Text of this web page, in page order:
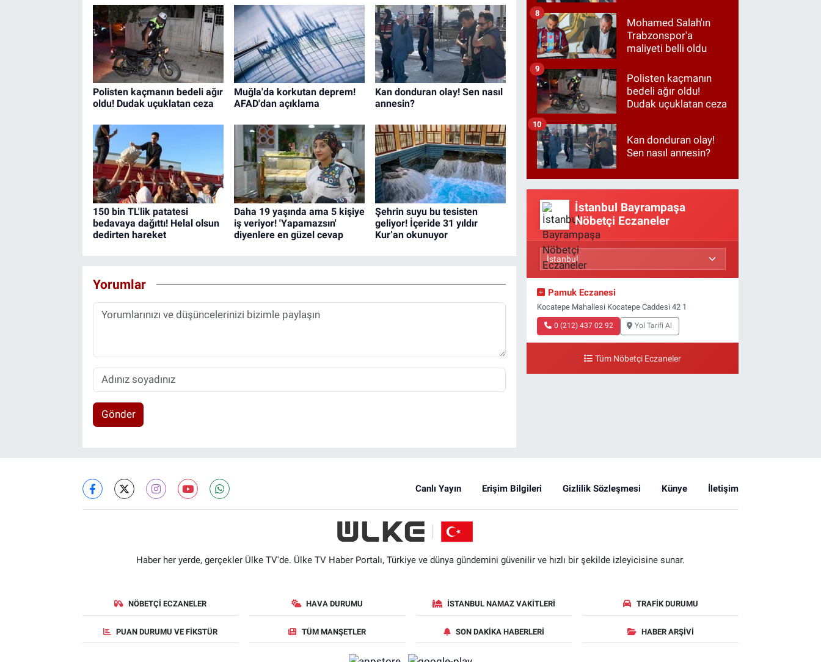
Polisten kaçmanın bedeli ağır
oldu! Dudak uçuklatan ceza
Muğla'da korkutan deprem!
AFAD'dan açıklama
Kan donduran olay! Sen nasıl
annesin?
150 bin TL'lik patatesi
bedavaya dağıttı! Helal olsun
dedirten hareket
Daha 19 yaşında ama 5 kişiye
iş veriyor! 'Yapamazsın'
diyenlere en güzel cevap
Şehrin suyu bu tesisten
geliyor! İçeride 31 yıldır
Kur’an okunuyor
Yorumlar
Gönder
Mohamed Salah'ın
Trabzonspor'a
maliyeti belli oldu
8
Polisten kaçmanın
bedeli ağır oldu!
Dudak uçuklatan ceza
9
Kan donduran olay!
Sen nasıl annesin?
10
İstanbul Bayrampaşa
Nöbetçi Eczaneler
Pamuk Eczanesi
Kocatepe Mahallesi Kocatepe Caddesi 42 1
0 (212) 437 02 92 Yol Tarifi Al
Tüm Nöbetçi Eczaneler
Canlı Yayın Erişim Bilgileri Gizlilik Sözleşmesi Künye İletişim
Haber her yerde, gerçekler Ülke TV'de. Ülke TV Haber Portalı, Türkiye ve dünya gündemini güvenilir ve hızlı bir şekilde izleyicisine sunar.
NÖBETÇI ECZANELER HAVA DURUMU İSTANBUL NAMAZ VAKITLERI TRAFIK DURUMU
PUAN DURUMU VE FIKSTÜR TÜM MANŞETLER SON DAKIKA HABERLERI HABER ARŞIVI